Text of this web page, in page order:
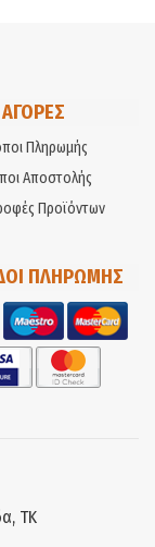
ΑΓΟΡΕΣ
Πληρωμής
Αποστολής
Προϊόντων
ΠΛΗΡΩΜΗΣ
ΤΚ